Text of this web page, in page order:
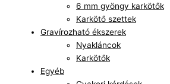
6 mm gyöngy karkötők
Karkötő szettek
Gravírozható ékszerek
Nyakláncok
Karkötők
Egyéb